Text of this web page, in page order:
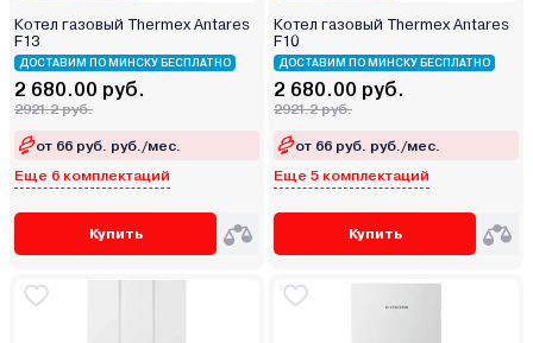
Котел газовый Thermex Antares
F13
ДОСТАВИМ ПО МИНСКУ БЕСПЛАТНО
2 680.00 руб.
2921.2 руб.
от 66 руб. руб./мес.
Еще 6 комплектаций
Купить
Котел газовый Thermex Antares
F10
ДОСТАВИМ ПО МИНСКУ БЕСПЛАТНО
2 680.00 руб.
2921.2 руб.
от 66 руб. руб./мес.
Еще 5 комплектаций
Купить